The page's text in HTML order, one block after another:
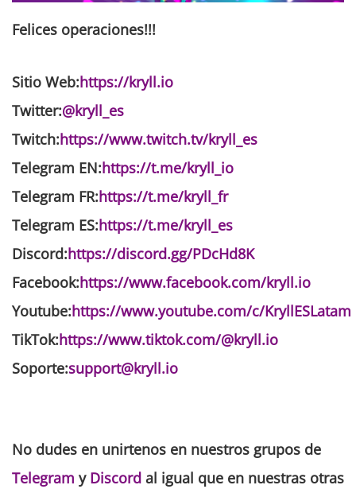
Felices operaciones!!!
Sitio Web:https://kryll.io
Twitter:@kryll_es
Twitch:https://www.twitch.tv/kryll_es
Telegram EN:https://t.me/kryll_io
Telegram FR:https://t.me/kryll_fr
Telegram ES:https://t.me/kryll_es
Discord:https://discord.gg/PDcHd8K
Facebook:https://www.facebook.com/kryll.io
Youtube:https://www.youtube.com/c/KryllESLatam
TikTok:https://www.tiktok.com/@kryll.io
Soporte:support@kryll.io
No dudes en unirtenos en nuestros grupos de
Telegram y Discord al igual que en nuestras otras